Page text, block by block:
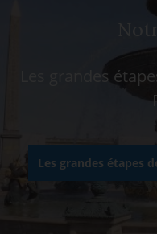
Les grandes
Les grandes étapes